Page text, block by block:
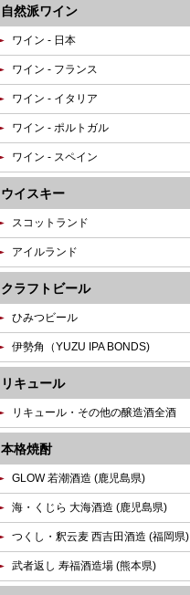
自然派ワイン
ワイン - 日本
ワイン - フランス
ワイン - イタリア
ワイン - ポルトガル
ワイン - スペイン
ウイスキー
スコットランド
アイルランド
クラフトビール
ひみつビール
伊勢角（YUZU IPA BONDS)
リキュール
リキュール・その他の醸造酒全酒
本格焼酎
GLOW 若潮酒造 (鹿児島県)
海・くじら 大海酒造 (鹿児島県)
つくし・釈云麦 西吉田酒造 (福岡県)
武者返し 寿福酒造場 (熊本県)